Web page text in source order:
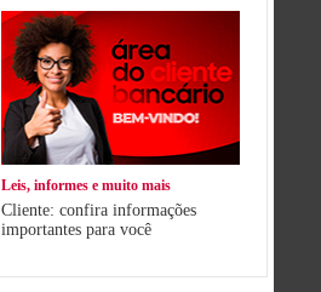
Leis, informes e muito mais
Cliente: confira informações
importantes para você